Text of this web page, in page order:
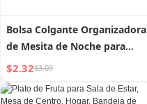
Bolsa Colgante Organizadora
de Mesita de Noche para
Dormitorios de Estudiantes,
Estante de Snacks para
Cama, Cesta Colgante para
$2.32$3.09